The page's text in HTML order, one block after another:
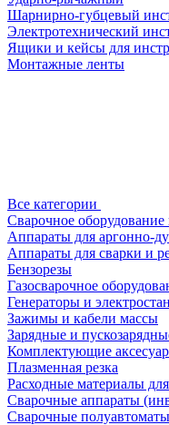
Шарнирно-губцевый
Электротехнический
Ящики и кейсы для
Монтажные ленты
Все категории
Сварочное оборудование
Аппараты для аргонно-
Аппараты для сварки и
Бензорезы
Газосварочное
Генераторы и
Зажимы и кабели массы
Зарядные и
Комплектующие
Плазменная резка
Расходные материалы
Сварочные аппараты
Сварочные полуавтоматы